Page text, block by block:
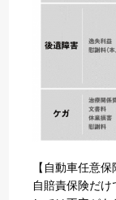
【自動車任意保
自賠責保険だ